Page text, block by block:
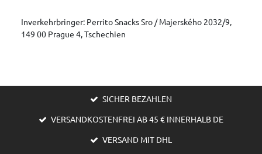
Inverkehrbringer: Perrito Snacks Sro / Majerského 2032/9,
149 00 Prague 4, Tschechien
SICHER BEZAHLEN
VERSANDKOSTENFREI AB 45 € INNERHALB DE
VERSAND MIT DHL